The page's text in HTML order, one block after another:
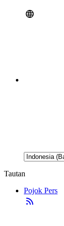
Tautan
Pojok Pers